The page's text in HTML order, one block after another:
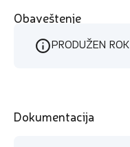
Obaveštenje
PRODUŽEN ROK
Dokumentacija